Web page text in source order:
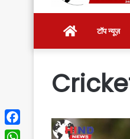
Homeटॉप न्यूज़
Facebook